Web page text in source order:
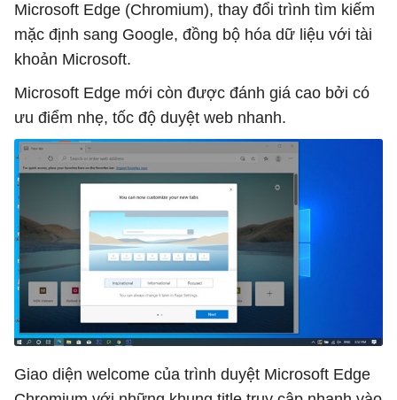
Microsoft Edge (Chromium), thay đổi trình tìm kiếm
mặc định sang Google, đồng bộ hóa dữ liệu với tài
khoản Microsoft.
Microsoft Edge mới còn được đánh giá cao bởi có
ưu điểm nhẹ, tốc độ duyệt web nhanh.
Giao diện welcome của trình duyệt Microsoft Edge